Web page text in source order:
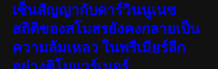
เซ็นสัญญากับดาร์วินนูเนซ
สถิติของสโมสรยังคงกลายเป็น
ความล้มเหลว ในพรีเมียร์ลีก